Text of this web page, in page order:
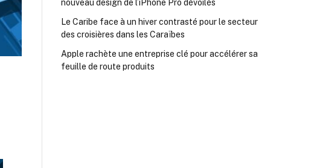
nouveau design de l’iPhone Pro dévoilés
Le Caribe face à un hiver contrasté pour le secteur
des croisières dans les Caraïbes
Apple rachète une entreprise clé pour accélérer sa
feuille de route produits